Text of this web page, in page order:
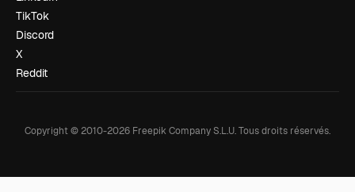
TikTok
Discord
X
Reddit
Copyright © 2010-2026 Freepik Company S.L.U.Tous droits réservés.